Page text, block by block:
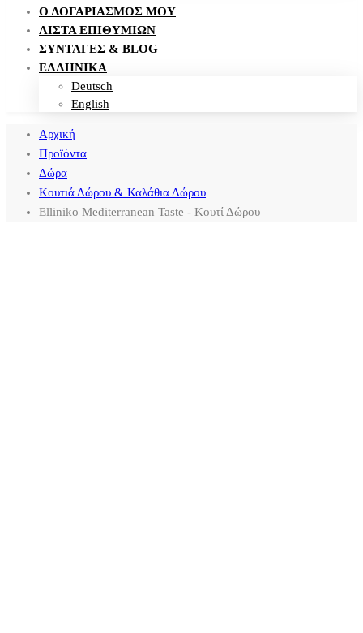
Ο ΛΟΓΑΡΙΑΣΜΌΣ ΜΟΥ
ΛΊΣΤΑ ΕΠΙΘΥΜΙΏΝ
ΣΥΝΤΑΓΈΣ & BLOG
ΕΛΛΗΝΙΚΑ
Deutsch
English
Αρχική
Προϊόντα
Δώρα
Κουτιά Δώρου & Καλάθια Δώρου
Elliniko Mediterranean Taste - Κουτί Δώρου